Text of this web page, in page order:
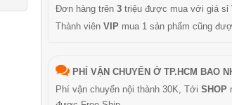
Đơn hàng trên 3 triệu được mua với giá sỉ
Thành viên VIP mua 1 sản phẩm cũng
PHÍ VẬN CHUYỂN Ở TP.HCM BAO
Phí vận chuyển nội thành 30K, Tới SHOP